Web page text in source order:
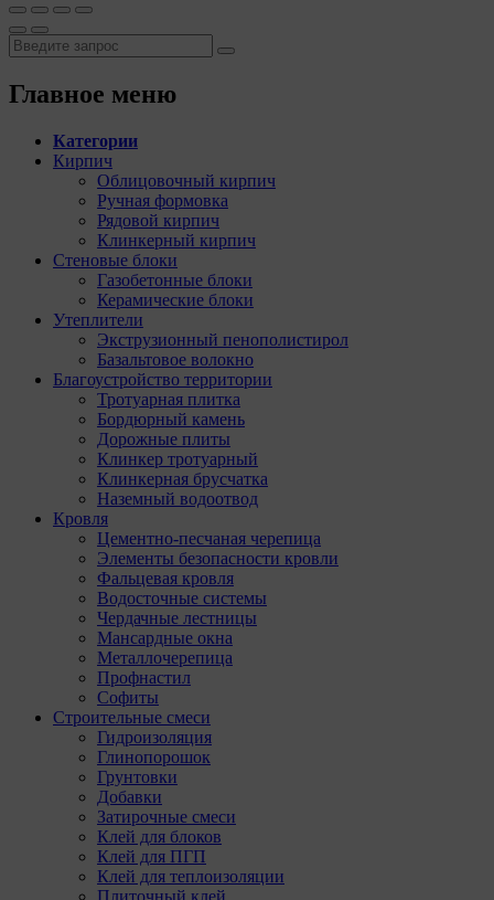
Главное меню
Категории
Кирпич
Облицовочный кирпич
Ручная формовка
Рядовой кирпич
Клинкерный кирпич
Стеновые блоки
Газобетонные блоки
Керамические блоки
Утеплители
Экструзионный пенополистирол
Базальтовое волокно
Благоустройство территории
Тротуарная плитка
Бордюрный камень
Дорожные плиты
Клинкер тротуарный
Клинкерная брусчатка
Наземный водоотвод
Кровля
Цементно-песчаная черепица
Элементы безопасности кровли
Фальцевая кровля
Водосточные системы
Чердачные лестницы
Мансардные окна
Металлочерепица
Профнастил
Софиты
Строительные смеси
Гидроизоляция
Глинопорошок
Грунтовки
Добавки
Затирочные смеси
Клей для блоков
Клей для ПГП
Клей для теплоизоляции
Плиточный клей